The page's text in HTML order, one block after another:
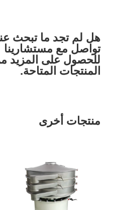
هل لم تجد ما تبحث
تواصل مع مستشارينا
للحصول على المزيد
المنتجات المتاحة.
منتجات أخرى